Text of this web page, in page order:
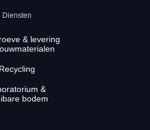
Diensten
& levering
Recycling
&
bodem